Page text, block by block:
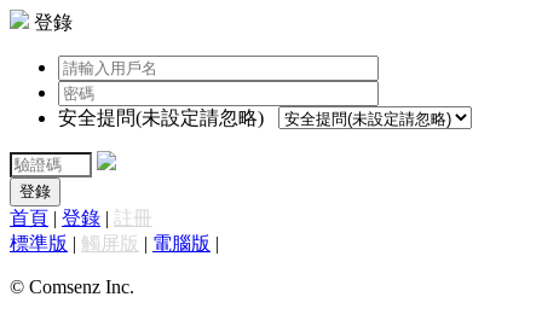
登錄
安全提問(未設定請忽略)
登錄
首頁 | 登錄 | 註冊
標準版 | 觸屏版 | 電腦版 |
© Comsenz Inc.